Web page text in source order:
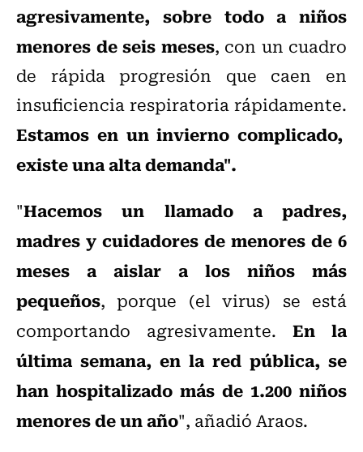
agresivamente, sobre todo a niños
menores de seis meses, con un cuadro
de rápida progresión que caen en
insuficiencia respiratoria rápidamente.
Estamos en un invierno complicado,
existe una alta demanda".
"Hacemos un llamado a padres,
madres y cuidadores de menores de 6
meses a aislar a los niños más
pequeños, porque (el virus) se está
comportando agresivamente. En la
última semana, en la red pública, se
han hospitalizado más de 1.200 niños
menores de un año", añadió Araos.